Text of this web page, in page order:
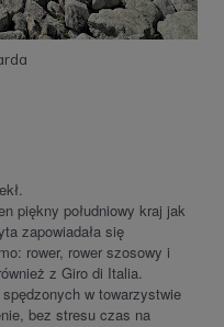
piękny południowy kraj jak
zapowiadała się
rower, rower szosowy i
z Giro di Italia.
w towarzystwie
bez stresu czas na